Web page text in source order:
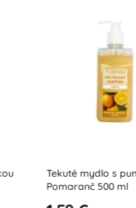
Tekuté mydlo s
Granátové jablko